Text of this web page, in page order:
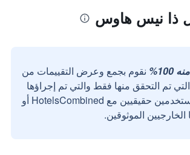
ذا نيس هاوس
نقوم بجمع وعرض التقييمات من
تم التحقق منها فقط والتي تم إجراؤها
بواسطة مستخدمين حقيقيين مع HotelsCombined أو
الموثوقين.